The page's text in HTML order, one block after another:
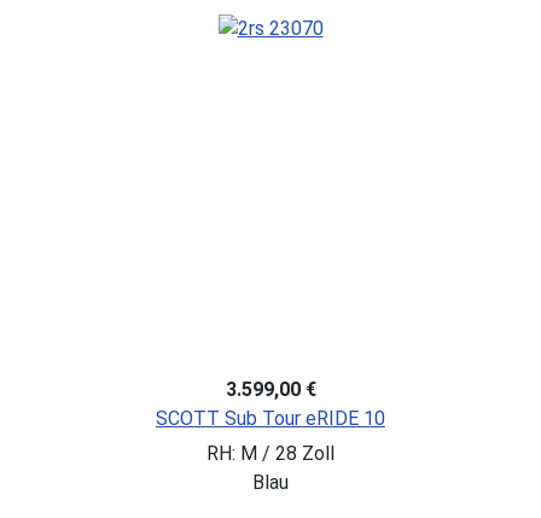
3.599,00 €
SCOTT Sub Tour eRIDE 10
RH: M / 28 Zoll
Blau